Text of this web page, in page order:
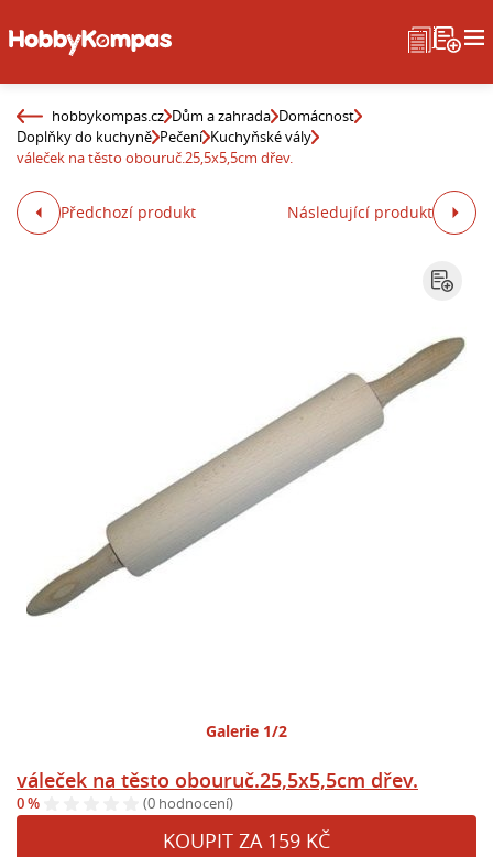
hobbykompas.cz Dům a zahrada Domácnost
Doplňky do kuchyně Pečení Kuchyňské vály
váleček na těsto obouruč.25,5x5,5cm dřev.
Předchozí produkt Následující produkt
Galerie 1/2
váleček na těsto obouruč.25,5x5,5cm dřev.
0 % (0 hodnocení)
KOUPIT ZA 159 KČ